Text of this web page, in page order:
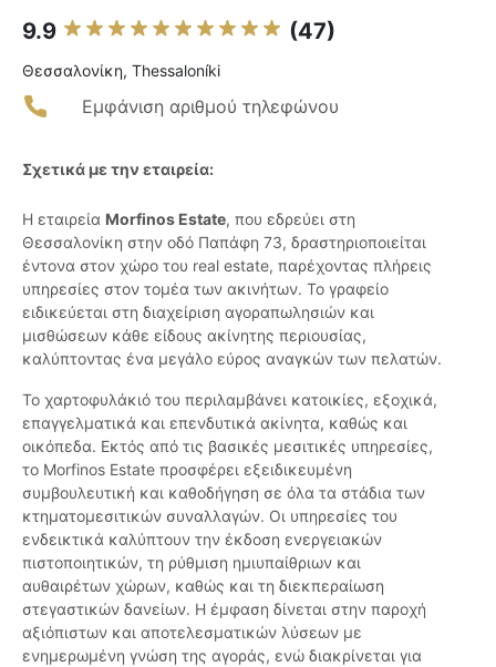
9.9 (47)
Θεσσαλονίκη, Thessaloníki
Εμφάνιση αριθμού τηλεφώνου
Σχετικά με την εταιρεία:
Η εταιρεία Morfinos Estate, που εδρεύει στη
Θεσσαλονίκη στην οδό Παπάφη 73, δραστηριοποιείται
έντονα στον χώρο του real estate, παρέχοντας πλήρεις
υπηρεσίες στον τομέα των ακινήτων. Το γραφείο
ειδικεύεται στη διαχείριση αγοραπωλησιών και
μισθώσεων κάθε είδους ακίνητης περιουσίας,
καλύπτοντας ένα μεγάλο εύρος αναγκών των πελατών.
Το χαρτοφυλάκιό του περιλαμβάνει κατοικίες, εξοχικά,
επαγγελματικά και επενδυτικά ακίνητα, καθώς και
οικόπεδα. Εκτός από τις βασικές μεσιτικές υπηρεσίες,
το Morfinos Estate προσφέρει εξειδικευμένη
συμβουλευτική και καθοδήγηση σε όλα τα στάδια των
κτηματομεσιτικών συναλλαγών. Οι υπηρεσίες του
ενδεικτικά καλύπτουν την έκδοση ενεργειακών
πιστοποιητικών, τη ρύθμιση ημιυπαίθριων και
αυθαιρέτων χώρων, καθώς και τη διεκπεραίωση
στεγαστικών δανείων. Η έμφαση δίνεται στην παροχή
αξιόπιστων και αποτελεσματικών λύσεων με
ενημερωμένη γνώση της αγοράς, ενώ διακρίνεται για